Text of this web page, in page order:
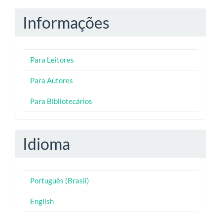
Informações
Para Leitores
Para Autores
Para Bibliotecários
Idioma
Português (Brasil)
English